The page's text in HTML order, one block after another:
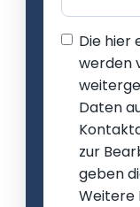
Die hier
werden
Daten
zur
geben
Weitere